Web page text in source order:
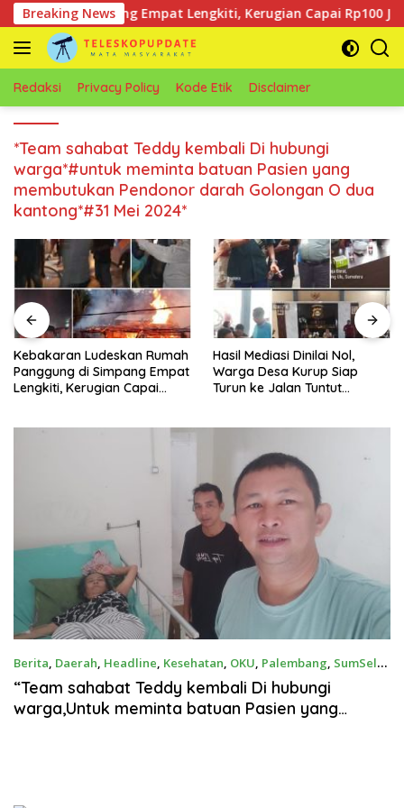
Langsung
ke
konten
Breaking News
di Simpang Empat Lengkiti, Kerugian Capai Rp100 Juta
Redaksi Privacy Policy Kode Etik Disclaimer
*Team sahabat Teddy kembali Di hubungi
warga*#untuk meminta batuan Pasien yang
membutukan Pendonor darah Golongan O dua
kantong*#31 Mei 2024*
Ludeskan Rumah
di Simpang Empat
Kerugian Capai
Hasil Mediasi Dinilai Nol,
Warga Desa Kurup Siap
Turun ke Jalan Tuntut
Undang‑Undang
Berita, Daerah, Headline, Kesehatan, OKU, Palembang, SumSel
31 Mei 2024
“Team sahabat Teddy kembali Di hubungi
warga,Untuk meminta batuan Pasien yang